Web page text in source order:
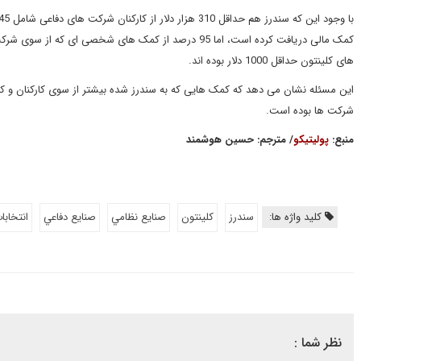
های کلینتون حداقل 1000 دلار بوده اند.
این مسئله نشان می دهد که کمک هایی که به سندرز شده بیشتر از سوی کارکنان و
شرکت ها بوده است.
منبع: پولیتیکو/ مترجم: حسین هوشمند
کلید واژه ها: سندرز كلينتون صنايع نظامي صنايع دفاعي انتخابات
نظر شما :